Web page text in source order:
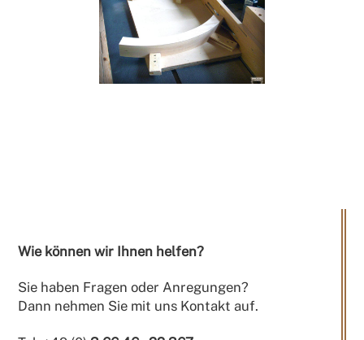
Wie können wir Ihnen helfen?
Sie haben Fragen oder Anregungen?
Dann nehmen Sie mit uns Kontakt auf.